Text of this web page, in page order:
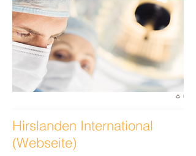
Hirslanden International
(Webseite)